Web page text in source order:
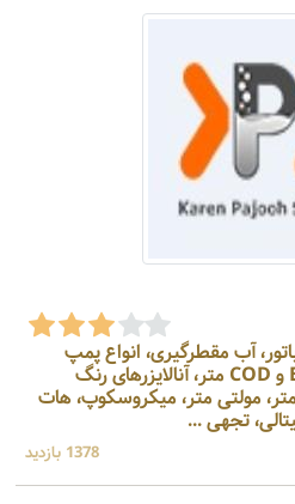
انکوباتور، آب مقطرگیری، انواع پمپ
خلاء، انواع دستگاه های BOD و COD متر، آنالایزرهای رنگ
سنجی، اسپکتروفتومتر، PH متر، مولتی متر، میکروسکوپ، هات
تجهی ...
1378 بازدید